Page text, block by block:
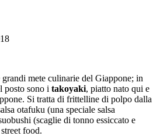
mete culinarie del Giappone; in
posto sono i takoyaki, piatto nato qui e
Si tratta di frittelline di polpo dalla
otafuku (una speciale salsa
(scaglie di tonno essiccato e
food.